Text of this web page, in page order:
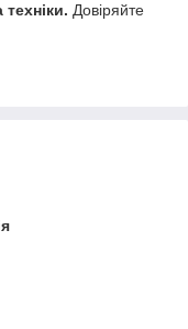
Довіряйте